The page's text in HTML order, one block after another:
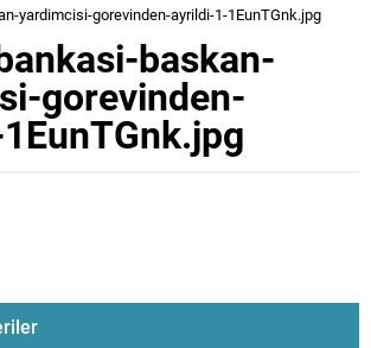
yardimcisi-gorevinden-ayrildi-1-1EunTGnk.jpg
baskan-
gorevinden-